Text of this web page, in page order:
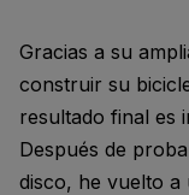
Gracias a su
construir su
resultado final es
Después de
disco, he vuelto